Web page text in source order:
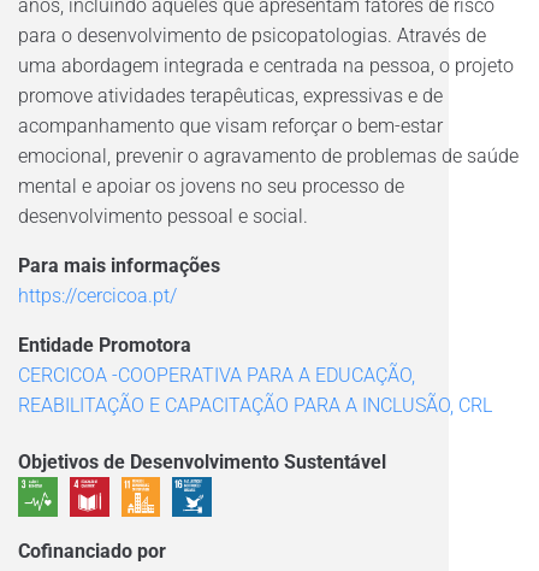
anos, incluindo aqueles que apresentam fatores de risco
para o desenvolvimento de psicopatologias. Através de
uma abordagem integrada e centrada na pessoa, o projeto
promove atividades terapêuticas, expressivas e de
acompanhamento que visam reforçar o bem-estar
emocional, prevenir o agravamento de problemas de saúde
mental e apoiar os jovens no seu processo de
desenvolvimento pessoal e social.
Para mais informações
https://cercicoa.pt/
Entidade Promotora
CERCICOA -COOPERATIVA PARA A EDUCAÇÃO,
REABILITAÇÃO E CAPACITAÇÃO PARA A INCLUSÃO, CRL
Objetivos de Desenvolvimento Sustentável
Cofinanciado por